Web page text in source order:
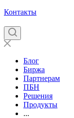
Контакты
Блог
Биржа
Партнерам
ПБН
Решения
Продукты
...